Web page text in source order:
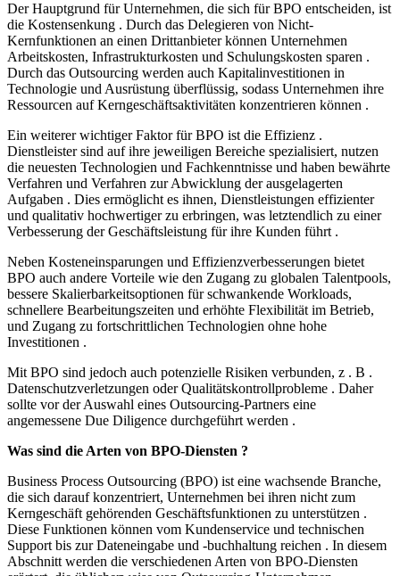
Der Hauptgrund für Unternehmen, die sich für BPO entscheiden, ist
die Kostensenkung . Durch das Delegieren von Nicht-
Kernfunktionen an einen Drittanbieter können Unternehmen
Arbeitskosten, Infrastrukturkosten und Schulungskosten sparen .
Durch das Outsourcing werden auch Kapitalinvestitionen in
Technologie und Ausrüstung überflüssig, sodass Unternehmen ihre
Ressourcen auf Kerngeschäftsaktivitäten konzentrieren können .
Ein weiterer wichtiger Faktor für BPO ist die Effizienz .
Dienstleister sind auf ihre jeweiligen Bereiche spezialisiert, nutzen
die neuesten Technologien und Fachkenntnisse und haben bewährte
Verfahren und Verfahren zur Abwicklung der ausgelagerten
Aufgaben . Dies ermöglicht es ihnen, Dienstleistungen effizienter
und qualitativ hochwertiger zu erbringen, was letztendlich zu einer
Verbesserung der Geschäftsleistung für ihre Kunden führt .
Neben Kosteneinsparungen und Effizienzverbesserungen bietet
BPO auch andere Vorteile wie den Zugang zu globalen Talentpools,
bessere Skalierbarkeitsoptionen für schwankende Workloads,
schnellere Bearbeitungszeiten und erhöhte Flexibilität im Betrieb,
und Zugang zu fortschrittlichen Technologien ohne hohe
Investitionen .
Mit BPO sind jedoch auch potenzielle Risiken verbunden, z . B .
Datenschutzverletzungen oder Qualitätskontrollprobleme . Daher
sollte vor der Auswahl eines Outsourcing-Partners eine
angemessene Due Diligence durchgeführt werden .
Was sind die Arten von BPO-Diensten ?
Business Process Outsourcing (BPO) ist eine wachsende Branche,
die sich darauf konzentriert, Unternehmen bei ihren nicht zum
Kerngeschäft gehörenden Geschäftsfunktionen zu unterstützen .
Diese Funktionen können vom Kundenservice und technischen
Support bis zur Dateneingabe und -buchhaltung reichen . In diesem
Abschnitt werden die verschiedenen Arten von BPO-Diensten